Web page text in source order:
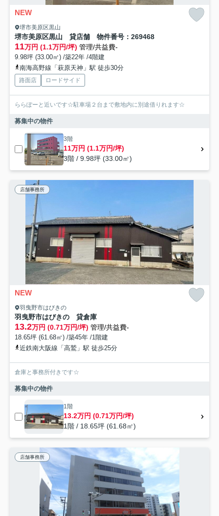
NEW
堺市美原区黒山
堺市美原区黒山 貸店舗 物件番号：269468
11万円 (1.1万円/坪) 管理/共益費-
9.98坪 (33.00㎡) /築22年 /4階建
南海高野線「萩原天神」駅 徒歩30分
路面店 ロードサイド
ららぽーと近いです☆駐車場２台まで敷地内に別途借りれます☆
募集中の物件
3階
11万円 (1.1万円/坪)
3階 / 9.98坪 (33.00㎡)
店舗事務所
NEW
羽曳野市はびきの
羽曳野市はびきの 貸倉庫
13.2万円 (0.71万円/坪) 管理/共益費-
18.65坪 (61.68㎡) /築45年 /1階建
近鉄南大阪線「高鷲」駅 徒歩25分
倉庫と事務所付きです☆
募集中の物件
1階
13.2万円 (0.71万円/坪)
1階 / 18.65坪 (61.68㎡)
店舗事務所